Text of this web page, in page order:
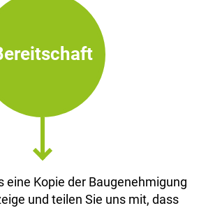
eine Kopie der Baugenehmigung
und teilen Sie uns mit, dass